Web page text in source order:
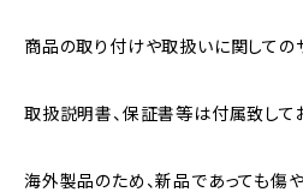
商品の取り付けや取扱いに関しての
取扱説明書、保証書等は付属致して
海外製品のため、新品であっても傷